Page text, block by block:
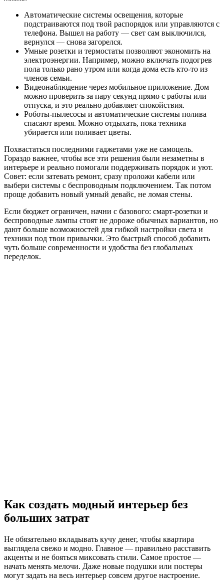
Автоматические системы освещения, которые
подстраиваются под твой распорядок или управляются с
телефона. Вышел на работу — свет сам выключился,
вернулся — снова загорелся.
Умные розетки и термостаты позволяют экономить на
электроэнергии. Например, можно включать подогрев
пола только рано утром или когда дома есть кто-то из
членов семьи.
Видеонаблюдение через мобильное приложение. Дом
можно проверить за пару секунд прямо с работы или
отпуска, и это реально добавляет спокойствия.
Роботы-пылесосы и автоматические системы полива
спасают время. Можно отдыхать, пока техника
убирается или поливает цветы.
Похвастаться последними гаджетами уже не самоцель.
Гораздо важнее, чтобы все эти решения были незаметны в
интерьере и реально помогали поддерживать порядок и уют.
Совет: если затевать ремонт, сразу проложи кабели или
выбери системы с беспроводным подключением. Так потом
проще добавить новый умный девайс, не ломая стены.
Если бюджет ограничен, начни с базового: смарт-розетки и
беспроводные лампы стоят не дороже обычных вариантов, но
дают больше возможностей для гибкой настройки света и
техники под твои привычки. Это быстрый способ добавить
чуть больше современности и удобства без глобальных
переделок.
Как создать модный интерьер без
больших затрат
Не обязательно вкладывать кучу денег, чтобы квартира
выглядела свежо и модно. Главное — правильно расставить
акценты и не бояться миксовать стили. Самое простое —
начать менять мелочи. Даже новые подушки или постеры
могут задать на весь интерьер совсем другое настроение.